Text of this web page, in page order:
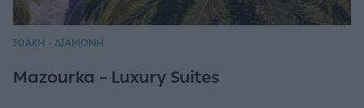
ΙΘΑΚΗ - ΔΙΑΜΟΝΗ
Mazourka – Luxury Suites